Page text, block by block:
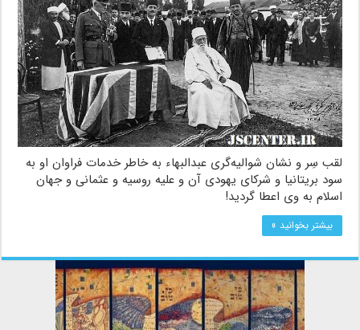
لقب سِر و نشان شوالیه‌گری عبدالبهاء به خاطر خدمات فراوان او به
سود بریتانیا و شرکای یهودی آن و علیه روسیه و عثمانی و جهان
اسلام به وی اعطا گردید!
بیشتر بخوانید »